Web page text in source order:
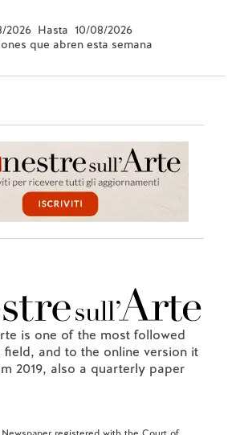
2026 Hasta 10/08/2026
que abren esta semana
is one of the most followed
field, and to the online version it
2019, also a quarterly paper